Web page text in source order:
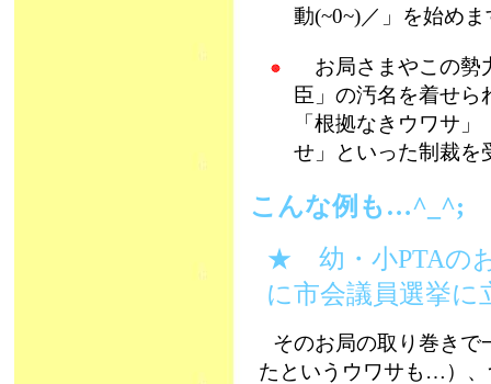
動(~0~)／」を始めま
お局さまやこの勢
臣」の汚名を着せ
「根拠なきウワサ
せ」といった制裁を
こんな例も…^_^;
★ 幼・小PTAの
に市会議員選挙に
そのお局の取り巻きで
たというウワサも…）